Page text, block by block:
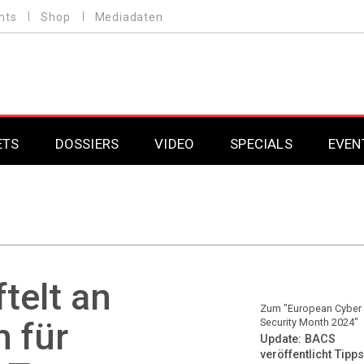
Shop Mediadaten
DOSSIERS
DAB+
VIDEO SPECIALS
Professional AV &
Professional AV &
an
für
Zum "European Cyber
Security Month 2024"
Update: BACS
veröffentlicht Tipps